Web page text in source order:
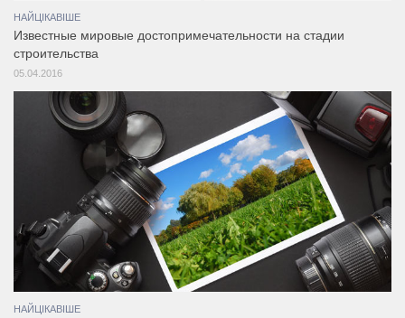
НАЙЦІКАВІШЕ
Известные мировые достопримечательности на стадии
строительства
05.04.2016
НАЙЦІКАВІШЕ